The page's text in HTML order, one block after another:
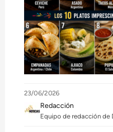
23/06/2026
Redacción
Equipo de redacción de